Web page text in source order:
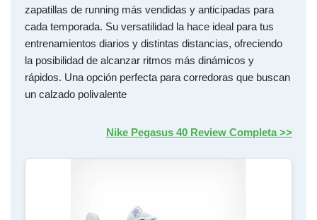
zapatillas de running más vendidas y anticipadas para
cada temporada. Su versatilidad la hace ideal para tus
entrenamientos diarios y distintas distancias, ofreciendo
la posibilidad de alcanzar ritmos más dinámicos y
rápidos. Una opción perfecta para corredoras que buscan
un calzado polivalente
Nike Pegasus 40 Review Completa >>